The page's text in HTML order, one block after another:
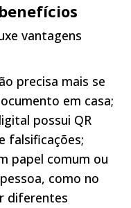
vantagens
precisa mais se
em casa;
possui QR
falsificações;
papel comum ou
como no
diferentes